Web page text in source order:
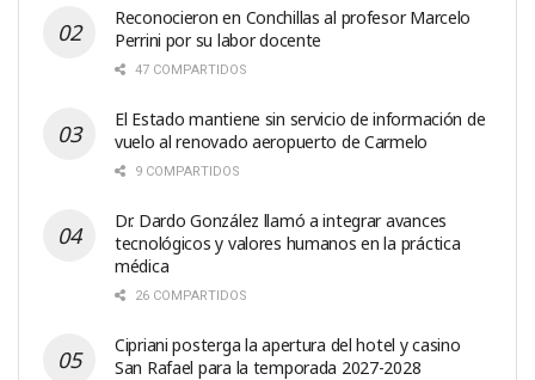
Reconocieron en Conchillas al profesor Marcelo
Perrini por su labor docente
47 COMPARTIDOS
El Estado mantiene sin servicio de información de
vuelo al renovado aeropuerto de Carmelo
9 COMPARTIDOS
Dr. Dardo González llamó a integrar avances
tecnológicos y valores humanos en la práctica
médica
26 COMPARTIDOS
Cipriani posterga la apertura del hotel y casino
San Rafael para la temporada 2027-2028